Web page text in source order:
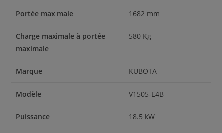
Portée maximale 1682 mm
Charge maximale à portée
maximale
580 Kg
Marque KUBOTA
Modèle V1505-E4B
Puissance 18.5 kW